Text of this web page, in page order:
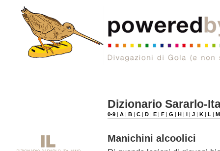
Dizionario Sararlo-
0-9 |A |B |C |D |E |F |G |H |I |J |K |L |M
Manichini alcoolici